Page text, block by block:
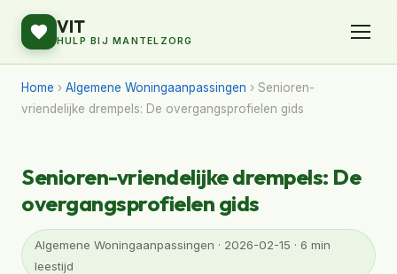
VIT
HULP BIJ MANTELZORG
Home › Algemene Woningaanpassingen › Senioren-
vriendelijke drempels: De overgangsprofielen gids
Senioren-vriendelijke drempels: De
overgangsprofielen gids
Algemene Woningaanpassingen · 2026-02-15 · 6 min
leestijd